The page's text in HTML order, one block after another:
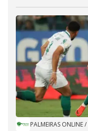
PALMEIRAS ONLINE/